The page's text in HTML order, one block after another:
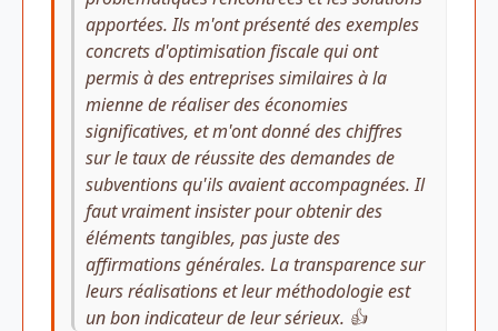
apportées. Ils m'ont présenté des exemples
concrets d'optimisation fiscale qui ont
permis à des entreprises similaires à la
mienne de réaliser des économies
significatives, et m'ont donné des chiffres
sur le taux de réussite des demandes de
subventions qu'ils avaient accompagnées. Il
faut vraiment insister pour obtenir des
éléments tangibles, pas juste des
affirmations générales. La transparence sur
leurs réalisations et leur méthodologie est
un bon indicateur de leur sérieux. 👍